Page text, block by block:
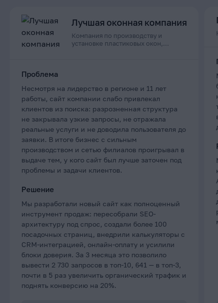
Лучшая оконная компания
Компания по производству и
установке пластиковых окон,
Проблема
Несмотря на лидерство в регионе и 11 лет
работы, сайт компании слабо привлекал
клиентов из поиска: разрозненная структура
не закрывала узкие запросы, не отражала
реальные услуги и не доводила пользователя до
заявки. В итоге бизнес с сильным
производством и сетью филиалов проигрывал в
выдаче тем, у кого сайт был лучше заточен под
проблемы и задачи клиентов.
Решение
Мы разработали новый сайт как полноценный
инструмент продаж: пересобрали SEO-
архитектуру под спрос, создали более 100
посадочных страниц, внедрили калькуляторы с
CRM-интеграцией, онлайн-оплату и усилили
блоки доверия. За 3 месяца это позволило
вывести 2 730 запросов в топ-10, 641 — в топ-3,
почти в 5 раз увеличить органический трафик и
поднять конверсию на 20%.